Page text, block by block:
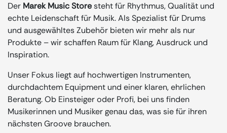
Der Marek Music Storesteht für Rhythmus, Qualität und
echte Leidenschaft für Musik. Als Spezialist für Drums
und ausgewähltes Zubehör bieten wir mehr als nur
Produkte – wir schaffen Raum für Klang, Ausdruck und
Inspiration.
Unser Fokus liegt auf hochwertigen Instrumenten,
durchdachtem Equipment und einer klaren, ehrlichen
Beratung. Ob Einsteiger oder Profi, bei uns finden
Musikerinnen und Musiker genau das, was sie für ihren
nächsten Groove brauchen.